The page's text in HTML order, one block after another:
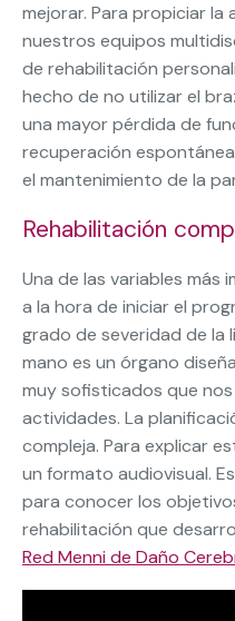
mejorar. Para propiciar la
nuestros equipos
de rehabilitación
hecho de no utilizar el
una mayor pérdida de
recuperación
el mantenimiento de la
Rehabilitación
Una de las variables
a la hora de iniciar el
grado de severidad de la
mano es un órgano
muy sofisticados que
actividades. La
compleja. Para explicar
un formato audiovisual.
para conocer los
rehabilitación que
Red Menni de Daño